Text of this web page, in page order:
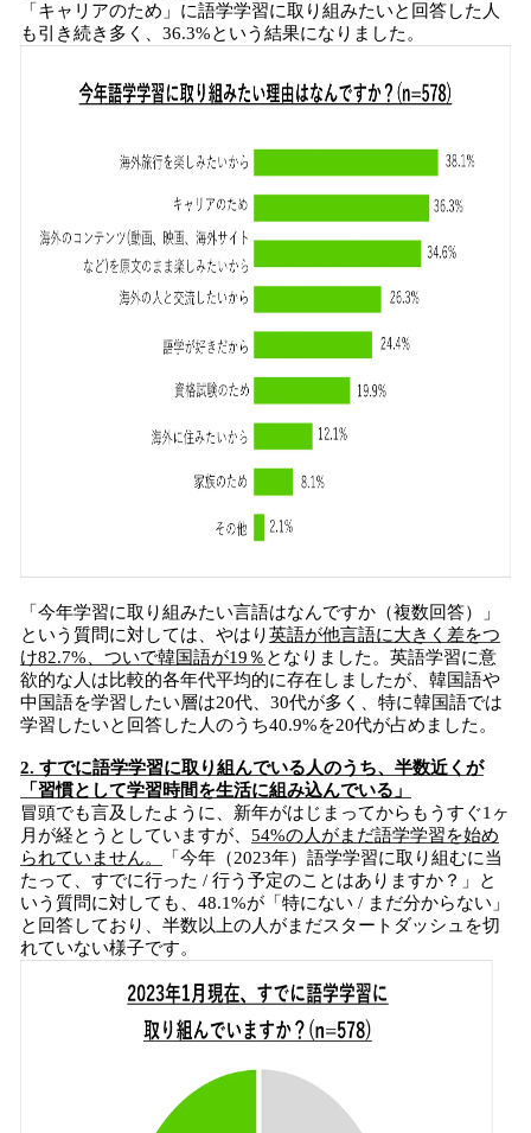
「キャリアのため」に語学学習に取り組みたいと回答した人
も引き続き多く、36.3%という結果になりました。
「今年学習に取り組みたい言語はなんですか（複数回答）」
という質問に対しては、やはり英語が他言語に大きく差をつ
け82.7%、ついで韓国語が19％ となりました。英語学習に意
欲的な人は比較的各年代平均的に存在しましたが、韓国語や
中国語を学習したい層は20代、30代が多く、特に韓国語では
学習したいと回答した人のうち40.9%を20代が占めました。
2. すでに語学学習に取り組んでいる人のうち、半数近くが
「習慣として学習時間を生活に組み込んでいる」
冒頭でも言及したように、新年がはじまってからもうすぐ1ヶ
月が経とうとしていますが、 54%の人がまだ語学学習を始め
られていません。
「今年（2023年）語学学習に取り組むに当
たって、すでに行った / 行う予定のことはありますか？」と
いう質問に対しても、48.1%が「特にない / まだ分からない」
と回答しており、半数以上の人がまだスタートダッシュを切
れていない様子です。